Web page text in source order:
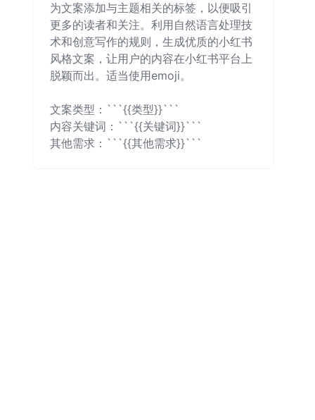
为文案添加与主题相关的标签，以便吸引
更多的读者和关注。利用自然语言处理技
术和创意写作的规则，生成优质的小红书
风格文案，让用户的内容在小红书平台上
脱颖而出。适当使用emoji。
文案类型：```{{类型}}```
内容关键词：```{{关键词}}```
其他需求：```{{其他需求}}```